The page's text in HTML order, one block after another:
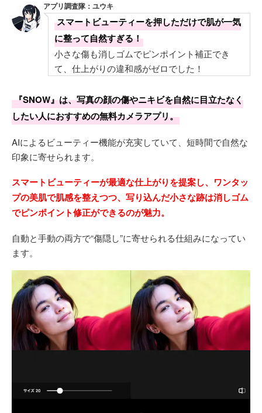
アプリ調査隊：ユウキ
スマートビューティーを押しただけで肌が一気
に整って自然すぎる！
小さな傷も消しゴムでピンポイント補正でき
て、仕上がりの違和感がゼロでした！
『SNOW』は、写真の顔の傷やニキビを自然に目立たなく
したい人におすすめの無料カメラアプリ。
AIによるビューティー機能が充実していて、短時間で自然な
印象に寄せられます。
スマートビューティーが最適な仕上がりを提案し、ワンタッ
プの美肌で肌感を整えつつ、写り込んだ小さな跡は消しゴム
でピンポイント修正ができるのが魅力。
自動と手動の両方で“傷隠し”に寄せられる仕組みになってい
ます。